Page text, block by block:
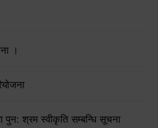
।
पुन: श्रम स्वीकृति सम्बन्धि सूचना